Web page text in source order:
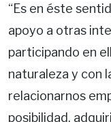
“Es en éste
apoyo a otras
participando en
naturaleza y con
relacionarnos
posibilidad,